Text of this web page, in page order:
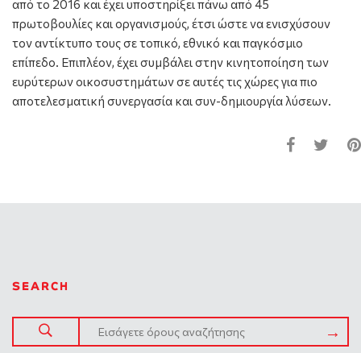
από το 2016 και έχει υποστηρίξει πάνω από 45
πρωτοβουλίες και οργανισμούς, έτσι ώστε να ενισχύσουν
τον αντίκτυπο τους σε τοπικό, εθνικό και παγκόσμιο
επίπεδο. Επιπλέον, έχει συμβάλει στην κινητοποίηση των
ευρύτερων οικοσυστημάτων σε αυτές τις χώρες για πιο
αποτελεσματική συνεργασία και συν-δημιουργία λύσεων.
SEARCH